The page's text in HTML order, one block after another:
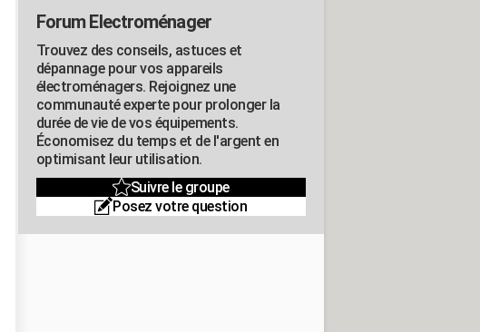
Forum Electroménager
Trouvez des conseils, astuces et
dépannage pour vos appareils
électroménagers. Rejoignez une
communauté experte pour prolonger la
durée de vie de vos équipements.
Économisez du temps et de l'argent en
optimisant leur utilisation.
Suivre le groupe
Posez votre question